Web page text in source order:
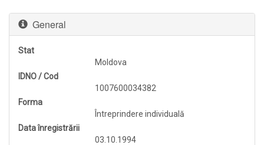
General
Stat
Moldova
IDNO / Cod
1007600034382
Forma
Întreprindere individuală
Data înregistrării
03.10.1994